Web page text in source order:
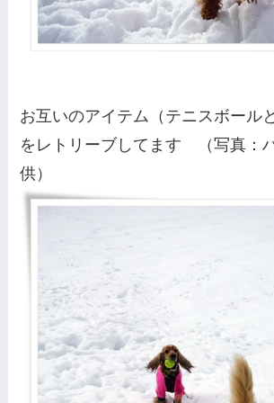
お互いのアイテム（テニスボール
をレトリーブしてます （写真：
供）